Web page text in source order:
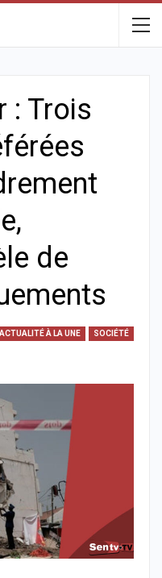
: Trois
de
ACTUALITÉ À LA UNE SOCIÉTÉ